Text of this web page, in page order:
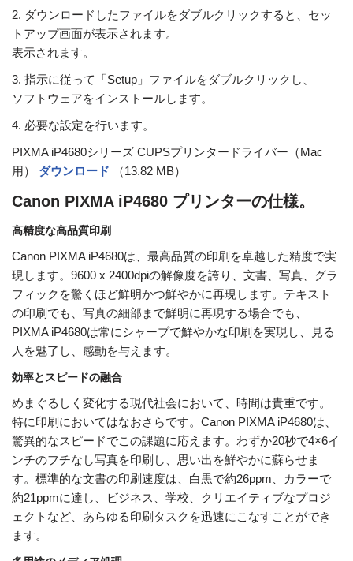
2. ダウンロードしたファイルをダブルクリックすると、セッ
トアップ画面が表示されます。
表示されます。
3. 指示に従って「Setup」ファイルをダブルクリックし、
ソフトウェアをインストールします。
4. 必要な設定を行います。
PIXMA iP4680シリーズ CUPSプリンタードライバー（Mac
用） ダウンロード （13.82 MB）
Canon PIXMA iP4680 プリンターの仕様。
高精度な高品質印刷
Canon PIXMA iP4680は、最高品質の印刷を卓越した精度で実
現します。9600 x 2400dpiの解像度を誇り、文書、写真、グラ
フィックを驚くほど鮮明かつ鮮やかに再現します。テキスト
の印刷でも、写真の細部まで鮮明に再現する場合でも、
PIXMA iP4680は常にシャープで鮮やかな印刷を実現し、見る
人を魅了し、感動を与えます。
効率とスピードの融合
めまぐるしく変化する現代社会において、時間は貴重です。
特に印刷においてはなおさらです。Canon PIXMA iP4680は、
驚異的なスピードでこの課題に応えます。わずか20秒で4×6イ
ンチのフチなし写真を印刷し、思い出を鮮やかに蘇らせま
す。標準的な文書の印刷速度は、白黒で約26ppm、カラーで
約21ppmに達し、ビジネス、学校、クリエイティブなプロジ
ェクトなど、あらゆる印刷タスクを迅速にこなすことができ
ます。